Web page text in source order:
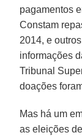
pagamentos
Constam
2014, e
informações
Tribunal
doações
Mas há um
as eleições